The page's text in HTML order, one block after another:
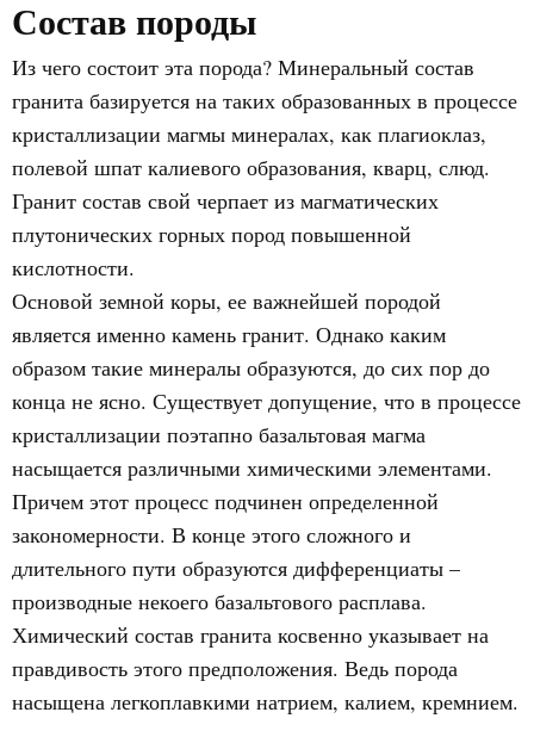
Состав породы
Из чего состоит эта порода? Минеральный состав
гранита базируется на таких образованных в процессе
кристаллизации магмы минералах, как плагиоклаз,
полевой шпат калиевого образования, кварц, слюд.
Гранит состав свой черпает из магматических
плутонических горных пород повышенной
кислотности.
Основой земной коры, ее важнейшей породой
является именно камень гранит. Однако каким
образом такие минералы образуются, до сих пор до
конца не ясно. Существует допущение, что в процессе
кристаллизации поэтапно базальтовая магма
насыщается различными химическими элементами.
Причем этот процесс подчинен определенной
закономерности. В конце этого сложного и
длительного пути образуются дифференциаты –
производные некоего базальтового расплава.
Химический состав гранита косвенно указывает на
правдивость этого предположения. Ведь порода
насыщена легкоплавкими натрием, калием, кремнием.